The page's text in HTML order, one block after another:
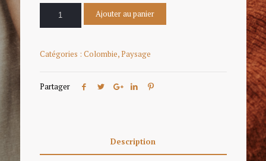
Ajouter au panier
Catégories : Colombie,Paysage
Partager
Description